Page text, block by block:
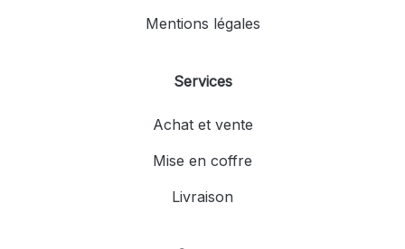
Mentions légales
Services
Achat et vente
Mise en coffre
Livraison